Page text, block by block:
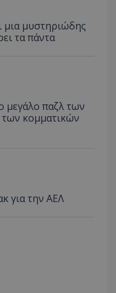
μια μυστηριώδης
τα πάντα
μεγάλο παζλ των
κομματικών
για την ΑΕΛ